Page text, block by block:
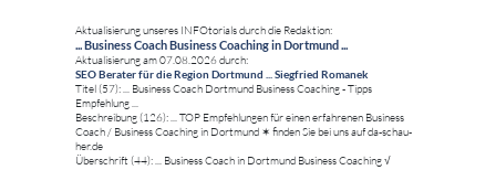
Aktualisierung unseres INFOtorials durch die Redaktion:
... Business Coach Business Coaching in Dortmund ...
Aktualisierung am 07.08.2026 durch:
SEO Berater für die Region Dortmund ... Siegfried Romanek
Titel (57): ... Business Coach Dortmund Business Coaching - Tipps
Empfehlung ...
Beschreibung (126): ... TOP Empfehlungen für einen erfahrenen Business
Coach / Business Coaching in Dortmund ✶ finden Sie bei uns auf da-schau-
her.de
Überschrift (44): ... Business Coach in Dortmund Business Coaching √